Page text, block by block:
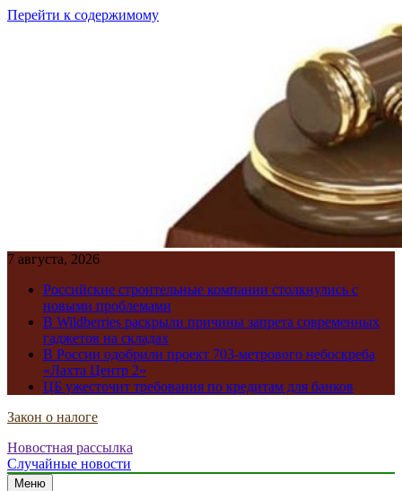
Перейти к содержимому
7 августа, 2026
Российские строительные компании столкнулись с
новыми проблемами
В Wildberries раскрыли причины запрета современных
гаджетов на складах
В России одобрили проект 703-метрового небоскреба
«Лахта Центр 2»
ЦБ ужесточит требования по кредитам для банков
Закон о налоге
Новостная рассылка
Случайные новости
Меню